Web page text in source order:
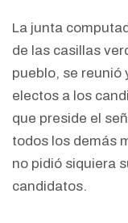
La junta
de las casillas
pueblo, se reunió
electos a los
que preside el
todos los demás
no pidió siquiera
candidatos.